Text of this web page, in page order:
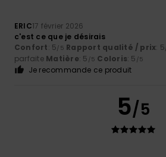
ERIC17 février 2026
c'est ce que je désirais
Confort: 5/5 Rapport qualité / prix: 5
parfaite Matière: 5 /5 Coloris: 5 /5
Je recommande ce produit
5/5